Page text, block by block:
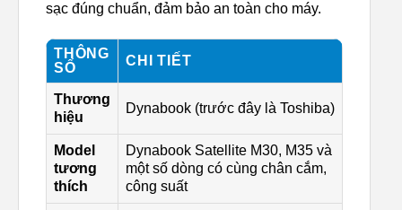
sạc đúng chuẩn, đảm bảo an toàn cho máy.
THÔNG
SỐ
CHI TIẾT
Thương
hiệu
Dynabook (trước đây là Toshiba)
Model
tương
thích
Dynabook Satellite M30, M35 và
một số dòng có cùng chân cắm,
công suất